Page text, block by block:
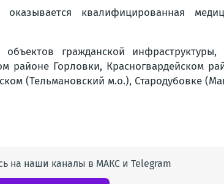
оказывается квалифицированная
гражданской
районе Горловки, Красногвардейском
(Тельмановский м.о.), Стародубовке
на наши каналы в МАКС и Telegram